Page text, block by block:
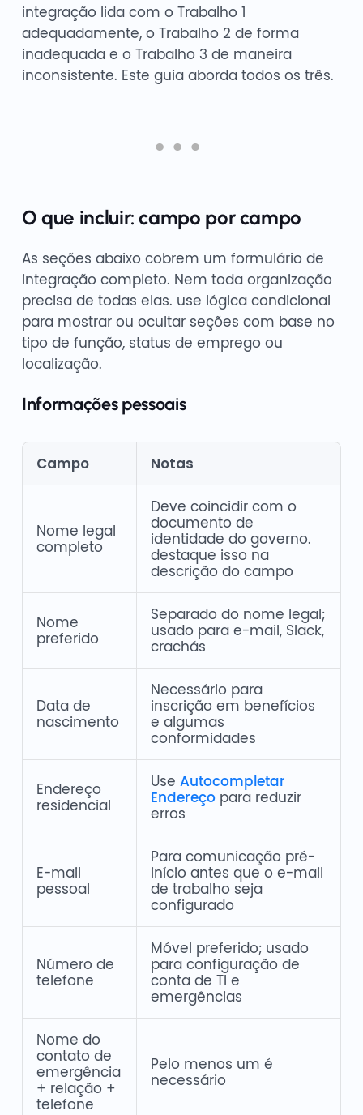
integração lida com o Trabalho 1
adequadamente, o Trabalho 2 de forma
inadequada e o Trabalho 3 de maneira
inconsistente. Este guia aborda todos os três.
O que incluir: campo por campo
As seções abaixo cobrem um formulário de
integração completo. Nem toda organização
precisa de todas elas. use lógica condicional
para mostrar ou ocultar seções com base no
tipo de função, status de emprego ou
localização.
Informações pessoais
Campo Notas
Nome legal
completo
Deve coincidir com o
documento de
identidade do governo.
destaque isso na
descrição do campo
Nome
preferido
Separado do nome legal;
usado para e-mail, Slack,
crachás
Data de
nascimento
Necessário para
inscrição em benefícios
e algumas
conformidades
Endereço
residencial
Use Autocompletar
Endereçopara reduzir
erros
E-mail
pessoal
Para comunicação pré-
início antes que o e-mail
de trabalho seja
configurado
Número de
telefone
Móvel preferido; usado
para configuração de
conta de TI e
emergências
Nome do
contato de
emergência
+ relação +
telefone
Pelo menos um é
necessário